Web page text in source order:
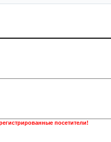
посетители!